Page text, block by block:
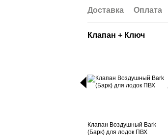
Доставка Оплата
Клапан + Ключ
Клапан Воздушный Bark
(Барк) для лодок ПВХ